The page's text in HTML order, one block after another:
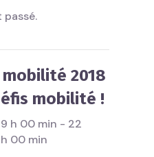
2018
mobilité !
h 00 min - 22
00 min